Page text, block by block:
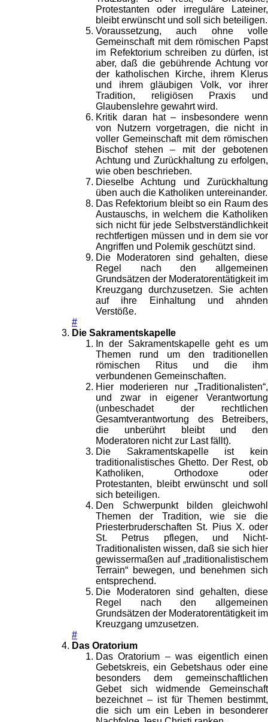
Protestanten oder irreguläre Lateiner,
bleibt erwünscht und soll sich beteiligen.
Voraussetzung, auch ohne volle
Gemeinschaft mit dem römischen Papst
im Refektorium schreiben zu dürfen, ist
aber, daß die gebührende Achtung vor
der katholischen Kirche, ihrem Klerus
und ihrem gläubigen Volk, vor ihrer
Tradition, religiösen Praxis und
Glaubenslehre gewahrt wird.
Kritik daran hat – insbesondere wenn
von Nutzern vorgetragen, die nicht in
voller Gemeinschaft mit dem römischen
Bischof stehen – mit der gebotenen
Achtung und Zurückhaltung zu erfolgen,
wie oben beschrieben.
Dieselbe Achtung und Zurückhaltung
üben auch die Katholiken untereinander.
Das Refektorium bleibt so ein Raum des
Austauschs, in welchem die Katholiken
sich nicht für jede Selbstverständlichkeit
rechtfertigen müssen und in dem sie vor
Angriffen und Polemik geschützt sind.
Die Moderatoren sind gehalten, diese
Regel nach den allgemeinen
Grundsätzen der Moderatorentätigkeit im
Kreuzgang durchzusetzen. Sie achten
auf ihre Einhaltung und ahnden
Verstöße.
#
Die Sakramentskapelle
In der Sakramentskapelle geht es um
Themen rund um den traditionellen
römischen Ritus und die ihm
verbundenen Gemeinschaften.
Hier moderieren nur „Traditionalisten“,
und zwar in eigener Verantwortung
(unbeschadet der rechtlichen
Gesamtverantwortung des Betreibers,
die unberührt bleibt und den
Moderatoren nicht zur Last fällt).
Die Sakramentskapelle ist kein
traditionalistisches Ghetto. Der Rest, ob
Katholiken, Orthodoxe oder
Protestanten, bleibt erwünscht und soll
sich beteiligen.
Den Schwerpunkt bilden gleichwohl
Themen der Tradition, wie sie die
Priesterbruderschaften St. Pius X. oder
St. Petrus pflegen, und Nicht-
Traditionalisten wissen, daß sie sich hier
gewissermaßen auf „traditionalistischem
Terrain“ bewegen, und benehmen sich
entsprechend.
Die Moderatoren sind gehalten, diese
Regel nach den allgemeinen
Grundsätzen der Moderatorentätigkeit im
Kreuzgang umzusetzen.
#
Das Oratorium
Das Oratorium – was eigentlich einen
Gebetskreis, ein Gebetshaus oder eine
besonders dem gemeinschaftlichen
Gebet sich widmende Gemeinschaft
bezeichnet – ist für Themen bestimmt,
die sich um ein Leben in besonderer